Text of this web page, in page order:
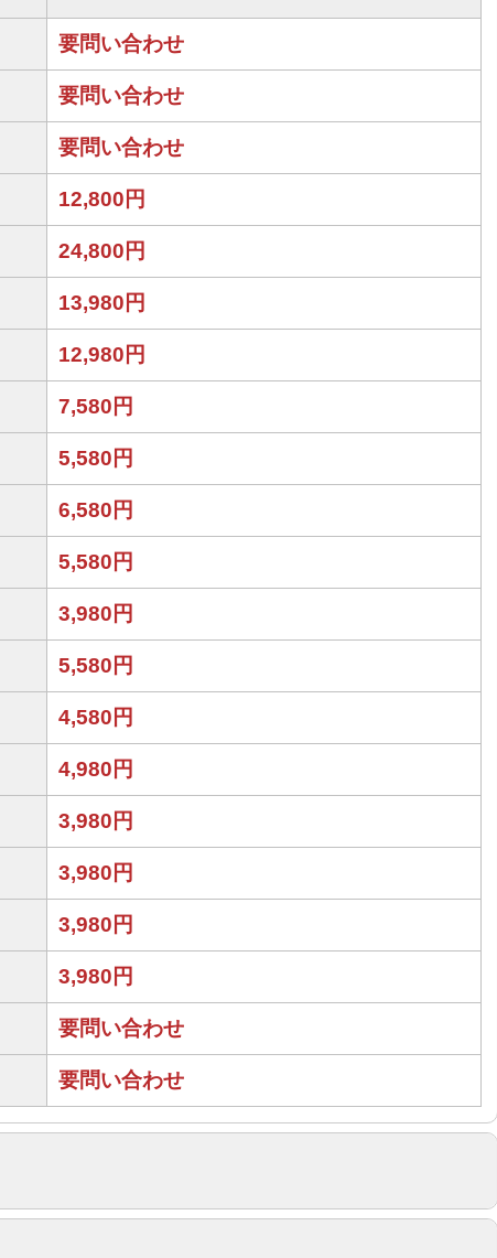
要問い合わせ
要問い合わせ
要問い合わせ
12,800円
24,800円
13,980円
12,980円
7,580円
5,580円
6,580円
5,580円
3,980円
5,580円
4,580円
4,980円
3,980円
3,980円
3,980円
3,980円
要問い合わせ
要問い合わせ